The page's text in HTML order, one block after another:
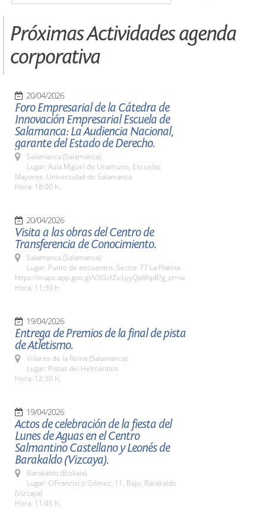
Próximas Actividades agenda
corporativa
20/04/2026
Foro Empresarial de la Cátedra de
Innovación Empresarial Escuela de
Salamanca: La Audiencia Nacional,
garante del Estado de Derecho.
Salamanca (Salamanca)
Lugar: Aula Miguel de Unamuno, Escuelas
Mayores. Universidad de Salamanca
Hora: 18:00 h.
20/04/2026
Visita a las obras del Centro de
Transferencia de Conocimiento.
Salamanca (Salamanca)
Lugar: Punto de encuentro: Sector 77 La Platina.
https://maps.app.goo.gl/V3GcfZicLyyQp8hp8?g_st=iw
Hora: 11:30 h
19/04/2026
Entrega de Premios de la final de pista
de Atletismo.
Villares de la Reina (Salamanca)
Lugar: Pistas del Helmántico
Hora: 12:30 h.
19/04/2026
Actos de celebración de la fiesta del
Lunes de Aguas en el Centro
Salmantino Castellano y Leonés de
Barakaldo (Vizcaya).
Barakaldo (Bizkaia)
Lugar: C/Francisco Gómez, 11, Bajo. Barakaldo
(Vizcaya)
Hora: 11:45 h.